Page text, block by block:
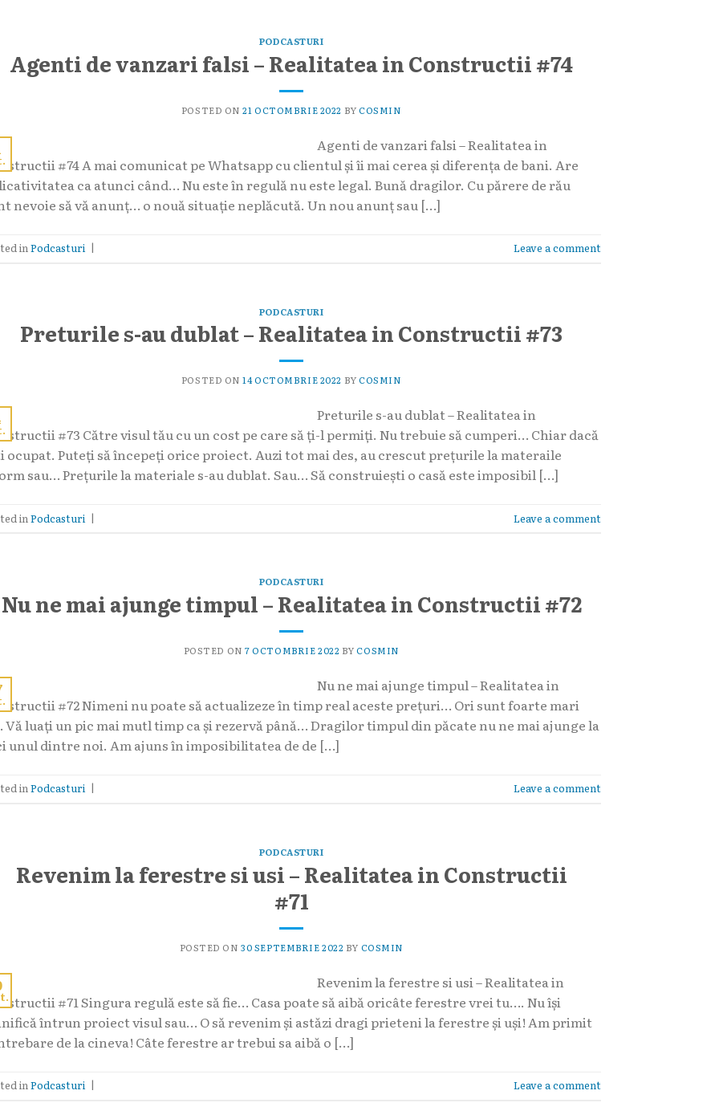
PODCASTURI
Agenti de vanzari falsi – Realitatea in Constructii #74
POSTED ON21 OCTOMBRIE 2022 BYCOSMIN
Agenti de vanzari falsi – Realitatea in
#74 A mai comunicat pe Whatsapp cu clientul și îi mai cerea și diferența de bani. Are
ca atunci când… Nu este în regulă nu este legal. Bună dragilor. Cu părere de rău
nevoie să vă anunț… o nouă situație neplăcută. Un nou anunț sau […]
inPodcasturi | Leave a comment
PODCASTURI
Preturile s-au dublat – Realitatea in Constructii #73
POSTED ON14 OCTOMBRIE 2022 BYCOSMIN
Preturile s-au dublat – Realitatea in
#73 Către visul tău cu un cost pe care să ți-l permiți. Nu trebuie să cumperi… Chiar dacă
ocupat. Puteți să începeți orice proiect. Auzi tot mai des, au crescut prețurile la materaile
sau… Prețurile la materiale s-au dublat. Sau… Să construiești o casă este imposibil […]
in Podcasturi | Leave a comment
PODCASTURI
Nu ne mai ajunge timpul – Realitatea in Constructii #72
POSTED ON7 OCTOMBRIE 2022 BYCOSMIN
Nu ne mai ajunge timpul – Realitatea in
#72 Nimeni nu poate să actualizeze în timp real aceste prețuri… Ori sunt foarte mari
Vă luați un pic mai mutl timp ca și rezervă până… Dragilor timpul din păcate nu ne mai ajunge la
unul dintre noi. Am ajuns în imposibilitatea de de […]
inPodcasturi | Leave a comment
PODCASTURI
Revenim la ferestre si usi – Realitatea in Constructii
#71
POSTED ON30 SEPTEMBRIE 2022 BY COSMIN
Revenim la ferestre si usi – Realitatea in
#71 Singura regulă este să fie… Casa poate să aibă oricâte ferestre vrei tu…. Nu își
întrun proiect visul sau… O să revenim și astăzi dragi prieteni la ferestre și uși! Am primit
de la cineva! Câte ferestre ar trebui sa aibă o […]
inPodcasturi | Leave a comment